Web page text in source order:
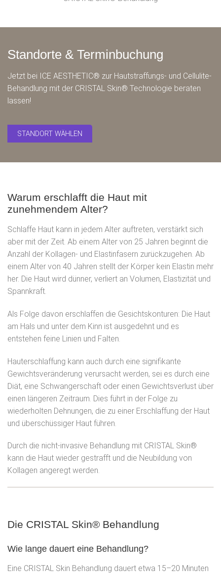
Standorte & Terminbuchung
Jetzt bei ICE AESTHETIC® zur Hautstraffungs- und Cellulite-
Behandlung mit der CRISTAL Skin® Technologie beraten
lassen!
STANDORT WÄHLEN
Warum erschlafft die Haut mit
zunehmendem Alter?
Schlaffe Haut kann in jedem Alter auftreten, verstärkt sich
aber mit der Zeit. Ab einem Alter von 25 Jahren beginnt die
Anzahl der Kollagen- und Elastinfasern zurückzugehen. Ab
einem Alter von 40 Jahren stellt der Körper kein Elastin mehr
her. Die Haut wird dünner, verliert an Volumen, Elastizität und
Spannkraft.
Als Folge davon erschlaffen die Gesichtskonturen: Die Haut
am Hals und unter dem Kinn ist ausgedehnt und es
entstehen feine Linien und Falten.
Hauterschlaffung kann auch durch eine signifikante
Gewichtsveränderung verursacht werden, sei es durch eine
Diät, eine Schwangerschaft oder einen Gewichtsverlust über
einen längeren Zeitraum. Dies führt in der Folge zu
wiederholten Dehnungen, die zu einer Erschlaffung der Haut
und überschüssiger Haut führen.
Durch die nicht-invasive Behandlung mit CRISTAL Skin®
kann die Haut wieder gestrafft und die Neubildung von
Kollagen angeregt werden.
Die CRISTAL Skin® Behandlung
Wie lange dauert eine Behandlung?
Eine CRISTAL Skin Behandlung dauert etwa 15–20 Minuten